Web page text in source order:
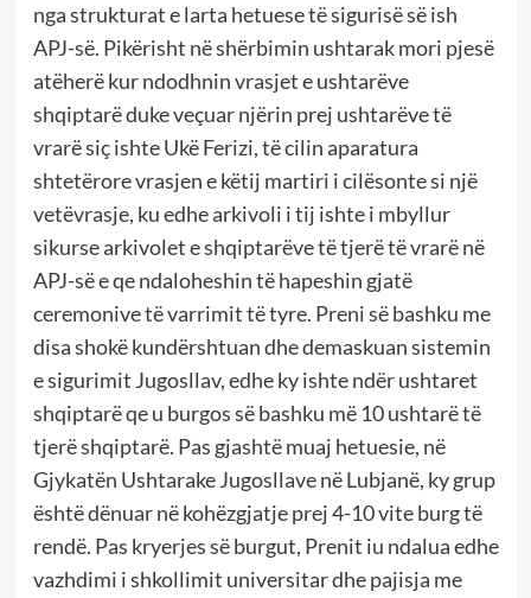
nga strukturat e larta hetuese të sigurisë së ish
APJ-së. Pikërisht në shërbimin ushtarak mori pjesë
atëherë kur ndodhnin vrasjet e ushtarëve
shqiptarë duke veçuar njërin prej ushtarëve të
vrarë siç ishte Ukë Ferizi, të cilin aparatura
shtetërore vrasjen e këtij martiri i cilësonte si një
vetëvrasje, ku edhe arkivoli i tij ishte i mbyllur
sikurse arkivolet e shqiptarëve të tjerë të vrarë në
APJ-së e qe ndaloheshin të hapeshin gjatë
ceremonive të varrimit të tyre. Preni së bashku me
disa shokë kundërshtuan dhe demaskuan sistemin
e sigurimit Jugosllav, edhe ky ishte ndër ushtaret
shqiptarë qe u burgos së bashku më 10 ushtarë të
tjerë shqiptarë. Pas gjashtë muaj hetuesie, në
Gjykatën Ushtarake Jugosllave në Lubjanë, ky grup
është dënuar në kohëzgjatje prej 4-10 vite burg të
rendë. Pas kryerjes së burgut, Prenit iu ndalua edhe
vazhdimi i shkollimit universitar dhe pajisja me